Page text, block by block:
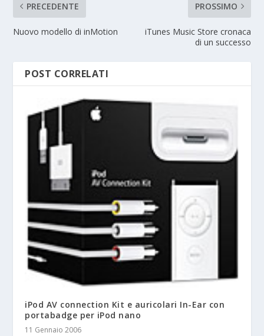
PRECEDENTE
Nuovo modello di inMotion
PROSSIMO
iTunes Music Store cronaca
di un successo
POST CORRELATI
iPod AV connection Kit e auricolari In-Ear con
portabadge per iPod nano
11 Gennaio 2006